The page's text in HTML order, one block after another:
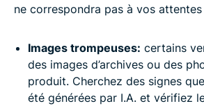
ne correspondra pas à vos attentes
Images trompeuses: certains
des images d’archives ou des
produit. Cherchez des signes
été générées par I.A. et vérifiez